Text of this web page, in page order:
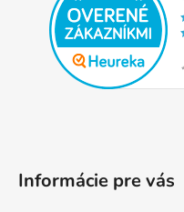
Informácie pre vás